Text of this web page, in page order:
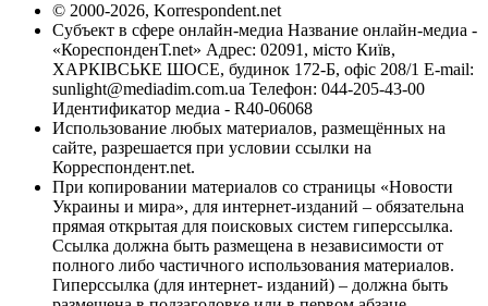
© 2000-2026, Korrespondent.net
Субъект в сфере онлайн-медиа Название онлайн-медиа -
«КореспонденТ.net» Адрес: 02091, місто Київ,
ХАРКІВСЬКЕ ШОСЕ, будинок 172-Б, офіс 208/1 E-mail:
sunlight@mediadim.com.ua Телефон: 044-205-43-00
Идентификатор медиа - R40-06068
Использование любых материалов, размещённых на
сайте, разрешается при условии ссылки на
Корреспондент.net.
При копировании материалов со страницы «Новости
Украины и мира», для интернет-изданий – обязательна
прямая открытая для поисковых систем гиперссылка.
Ссылка должна быть размещена в независимости от
полного либо частичного использования материалов.
Гиперссылка (для интернет- изданий) – должна быть